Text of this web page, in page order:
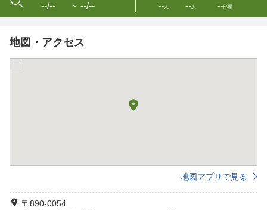
--/-- 〜 --/-- --人 --人 --部屋
地図・アクセス
地図アプリで見る
〒890-0054